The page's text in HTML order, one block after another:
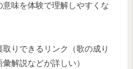
意味を体験で理解しやすくな
りできるリンク（歌の成り
解説などが詳しい）